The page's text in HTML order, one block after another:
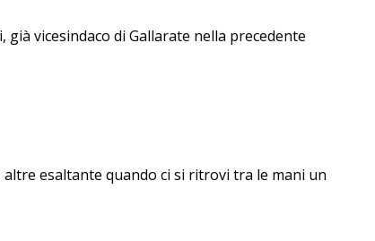
già vicesindaco di Gallarate nella precedente
esaltante quando ci si ritrovi tra le mani un